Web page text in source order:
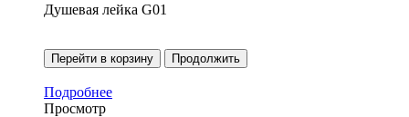
Душевая лейка G01
Перейти в корзину Продолжить
Подробнее
Просмотр